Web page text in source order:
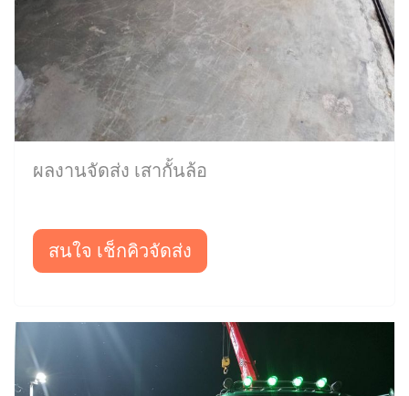
ผลงานจัดส่ง เสากั้นล้อ
สนใจ เช็กคิวจัดส่ง